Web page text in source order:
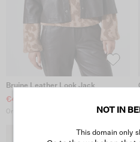
Bruine Leather Look Jack
€40.-
Originele prijs: €79.99 NOT IN
This domain only